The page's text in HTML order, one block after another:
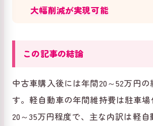
大幅削減が実現可能
この記事の結論
中古車購入後には年間20～52万円
す。軽自動車の年間維持費は駐車
20～35万円程度で、主な内訳は軽